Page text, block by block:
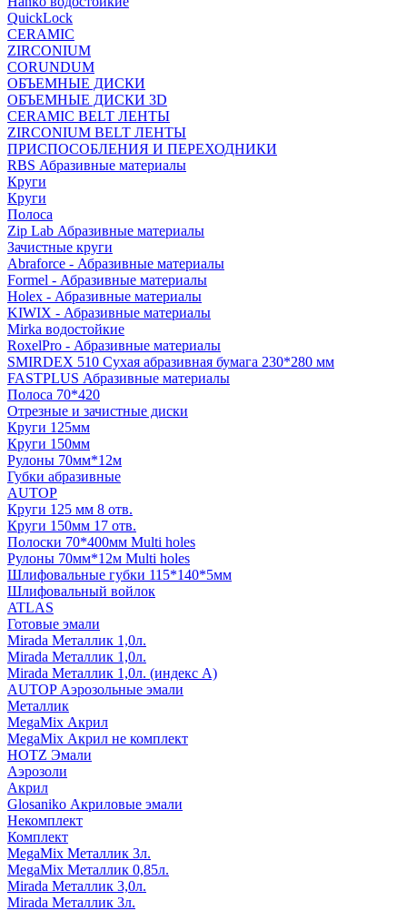
QuickLock
CERAMIC
ZIRCONIUM
СORUNDUM
ОБЪЕМНЫЕ ДИСКИ
ОБЪЕМНЫЕ ДИСКИ 3D
CERAMIC BELT ЛЕНТЫ
ZIRCONIUM BELT ЛЕНТЫ
ПРИСПОСОБЛЕНИЯ И ПЕРЕХОДНИКИ
RBS Абразивные материалы
Круги
Круги
Полоса
Zip Lab Абразивные материалы
Зачистные круги
Abraforce - Абразивные материалы
Formel - Абразивные материалы
Holex - Абразивные материалы
KIWIX - Абразивные материалы
Mirka водостойкие
RoxelPro - Абразивные материалы
SMIRDEX 510 Сухая абразивная бумага 230*280 мм
FASTPLUS Абразивные материалы
Полоса 70*420
Отрезные и зачистные диски
Круги 125мм
Круги 150мм
Рулоны 70мм*12м
Губки абразивные
AUTOP
Круги 125 мм 8 отв.
Круги 150мм 17 отв.
Полоски 70*400мм Multi holes
Рулоны 70мм*12м Multi holes
Шлифовальные губки 115*140*5мм
Шлифовальный войлок
ATLAS
Готовые эмали
Mirada Металлик 1,0л.
Mirada Металлик 1,0л.
Mirada Металлик 1,0л. (индекс А)
AUTOP Аэрозольные эмали
Металлик
MegaMix Акрил
MegaMix Акрил не комплект
HOTZ Эмали
Аэрозоли
Акрил
Glosaniko Акриловые эмали
Некомплект
Комплект
MegaMix Металлик 3л.
MegaMix Металлик 0,85л.
Mirada Металлик 3,0л.
Mirada Металлик 3л.